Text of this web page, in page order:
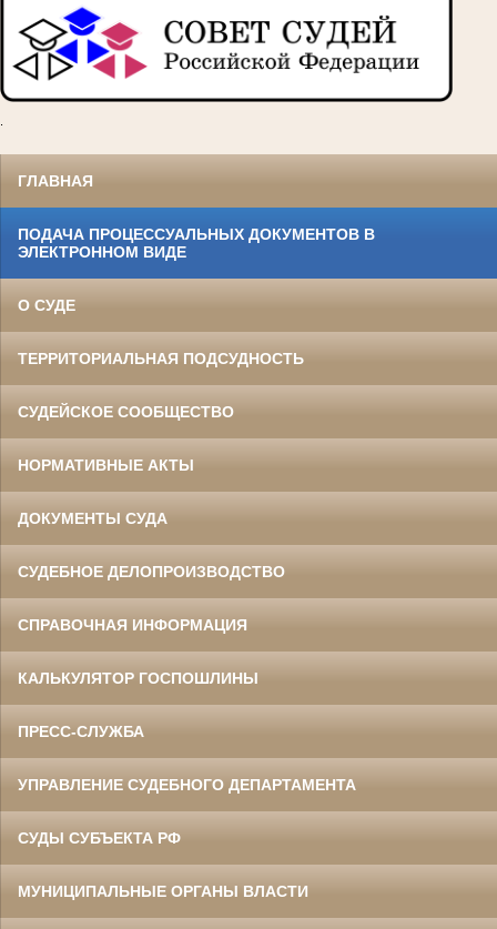
ГЛАВНАЯ
ПОДАЧА ПРОЦЕССУАЛЬНЫХ ДОКУМЕНТОВ В
ЭЛЕКТРОННОМ ВИДЕ
О СУДЕ
ТЕРРИТОРИАЛЬНАЯ ПОДСУДНОСТЬ
СУДЕЙСКОЕ СООБЩЕСТВО
НОРМАТИВНЫЕ АКТЫ
ДОКУМЕНТЫ СУДА
СУДЕБНОЕ ДЕЛОПРОИЗВОДСТВО
СПРАВОЧНАЯ ИНФОРМАЦИЯ
КАЛЬКУЛЯТОР ГОСПОШЛИНЫ
ПРЕСС-СЛУЖБА
УПРАВЛЕНИЕ СУДЕБНОГО ДЕПАРТАМЕНТА
СУДЫ СУБЪЕКТА РФ
МУНИЦИПАЛЬНЫЕ ОРГАНЫ ВЛАСТИ